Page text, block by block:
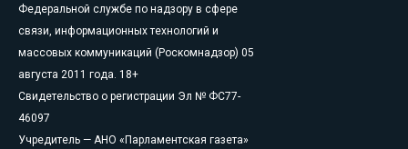
Федеральной службе по надзору в сфере
связи, информационных технологий и
массовых коммуникаций (Роскомнадзор) 05
августа 2011 года. 18+
Свидетельство о регистрации Эл № ФС77-
46097
Учредитель — АНО «Парламентская газета»